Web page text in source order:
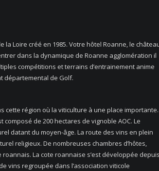
Loire créé en 1985. Votre hôtel Roanne, le
dans la dynamique de Roanne agglomération il
compétitions et terrains d’entrainement anime
départemental de Golf.
région où la viticulture à une place importante.
de 200 hectares de vignoble AOC. Le
datant du moyen-âge. La route des vins en plein
religieux. De nombreuses chambres d’hôtes,
La cote roannaise s’est développée depuis
vins regroupée dans l’association viticole